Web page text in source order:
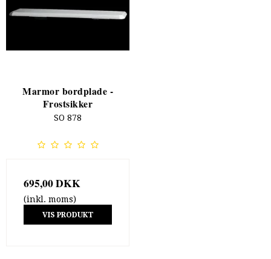
Marmor bordplade -
Frostsikker
SO 878
695,00 DKK
(inkl. moms)
VIS PRODUKT